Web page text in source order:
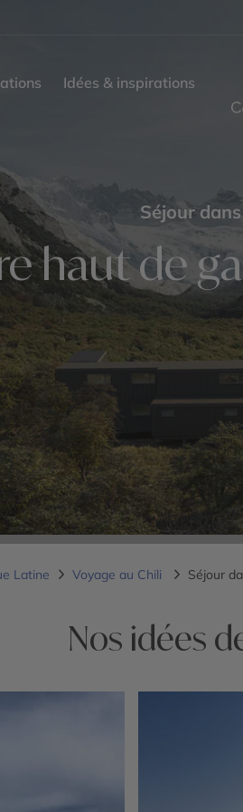
Idées & inspirations
Séjour
haut de
Latine Voyage au Chili Séjour
Nos idées